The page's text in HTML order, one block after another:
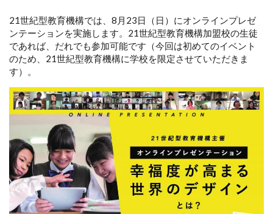
21世紀型教育機構では、8月23日（日）にオンラインプレゼ
ンテーションを実施します。21世紀型教育機構加盟校の生徒
であれば、だれでも参加可能です（今回は初めてのイベント
のため、21世紀型教育機構に学校を限定させていただきま
す）。